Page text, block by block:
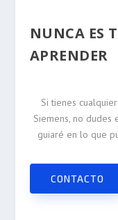
NUNCA ES
APRENDER
Si tienes
Siemens, no dudes
guiaré en lo que
CONTACTO